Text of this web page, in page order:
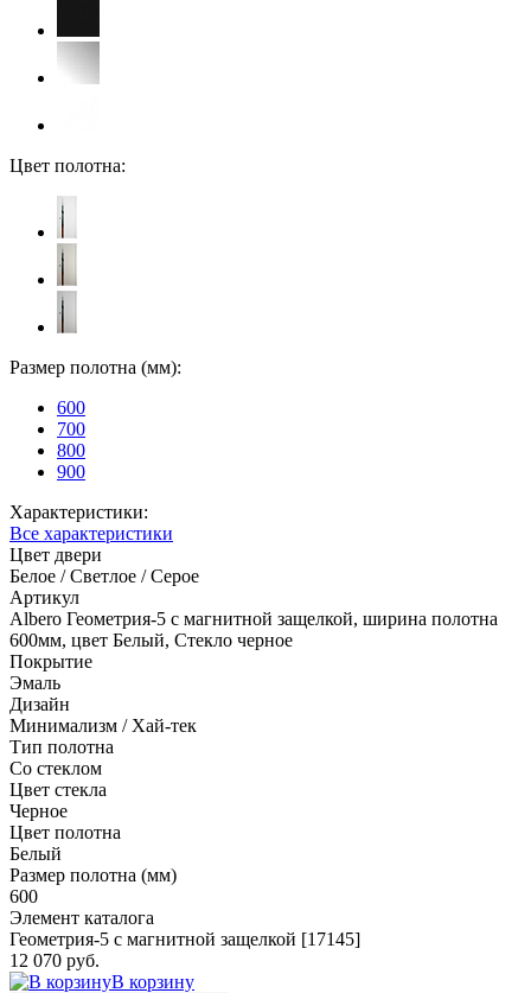
Цвет полотна:
Размер полотна (мм):
600
700
800
900
Характеристики:
Все характеристики
Цвет двери
Белое / Светлое / Серое
Артикул
Albero Геометрия-5 с магнитной защелкой, ширина полотна
600мм, цвет Белый, Стекло черное
Покрытие
Эмаль
Дизайн
Минимализм / Хай-тек
Тип полотна
Со стеклом
Цвет стекла
Черное
Цвет полотна
Белый
Размер полотна (мм)
600
Элемент каталога
Геометрия-5 с магнитной защелкой [17145]
12 070 руб.
В корзину